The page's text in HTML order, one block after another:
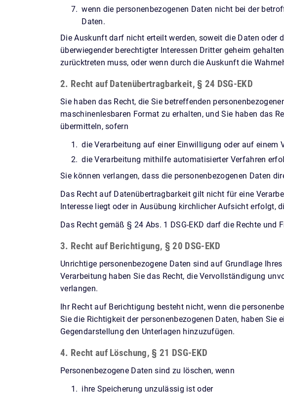
wenn die personenbezogenen Daten nicht bei der
Daten.
Die Auskunft darf nicht erteilt werden, soweit die Daten oder
überwiegender berechtigter Interessen Dritter geheim
zurücktreten muss, oder wenn durch die Auskunft die
2. Recht auf Datenübertragbarkeit, § 24 DSG-EKD
Sie haben das Recht, die Sie betreffenden
maschinenlesbaren Format zu erhalten, und Sie haben das
übermitteln, sofern
die Verarbeitung auf einer Einwilligung oder auf einem
die Verarbeitung mithilfe automatisierter Verfahren
Sie können verlangen, dass die personenbezogenen Daten
Das Recht auf Datenübertragbarkeit gilt nicht für eine
Interesse liegt oder in Ausübung kirchlicher Aufsicht erfolgt,
Das Recht gemäß § 24 Abs. 1 DSG-EKD darf die Rechte
3. Recht auf Berichtigung, § 20 DSG-EKD
Unrichtige personenbezogene Daten sind auf Grundlage
Verarbeitung haben Sie das Recht, die Vervollständigung
verlangen.
Ihr Recht auf Berichtigung besteht nicht, wenn die
Sie die Richtigkeit der personenbezogenen Daten, haben
Gegendarstellung den Unterlagen hinzuzufügen.
4. Recht auf Löschung, § 21 DSG-EKD
Personenbezogene Daten sind zu löschen, wenn
ihre Speicherung unzulässig ist oder